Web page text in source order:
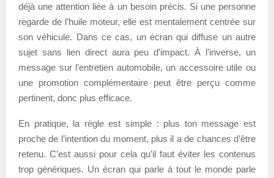
déjà une attention liée à un besoin précis. Si une personne
regarde de l’huile moteur, elle est mentalement centrée sur
son véhicule. Dans ce cas, un écran qui diffuse un autre
sujet sans lien direct aura peu d’impact. À l’inverse, un
message sur l’entretien automobile, un accessoire utile ou
une promotion complémentaire peut être perçu comme
pertinent, donc plus efficace.
En pratique, la règle est simple : plus ton message est
proche de l’intention du moment, plus il a de chances d’être
retenu. C’est aussi pour cela qu’il faut éviter les contenus
trop génériques. Un écran qui parle à tout le monde parle